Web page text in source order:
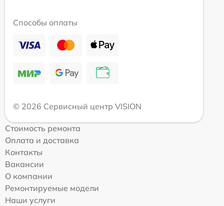
Способы оплаты
© 2026 Сервисный центр VISION
Стоимость ремонта
Оплата и доставка
Контакты
Вакансии
О компании
Ремонтируемые модели
Наши услуги